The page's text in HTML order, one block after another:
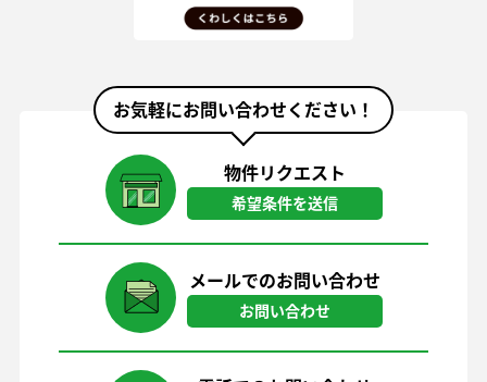
お気軽にお問い合わせください！
物件リクエスト
希望条件を送信
メールでのお問い合わせ
お問い合わせ